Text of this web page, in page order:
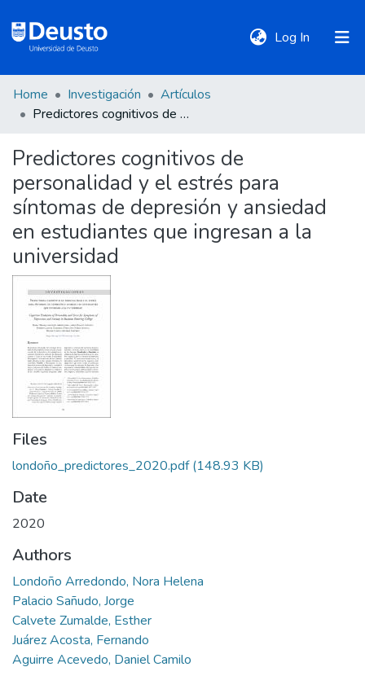
Log In (current)
DeustoTeka
Communities
&
Collections
All of DSpace
Statistics
Policies
Home Investigación
Artículos
Predictores cognitivos de personalidad y el estrés para síntomas de depresión y ansiedad en estudiantes que ingresan a la universidad
Predictores cognitivos de
personalidad y el estrés para
síntomas de depresión y ansiedad
en estudiantes que ingresan a la
universidad
Files
londoño_predictores_2020.pdf(148.93 KB)
Date
2020
Authors
Londoño Arredondo, Nora Helena
Palacio Sañudo, Jorge
Calvete Zumalde, Esther
Juárez Acosta, Fernando
Aguirre Acevedo, Daniel Camilo